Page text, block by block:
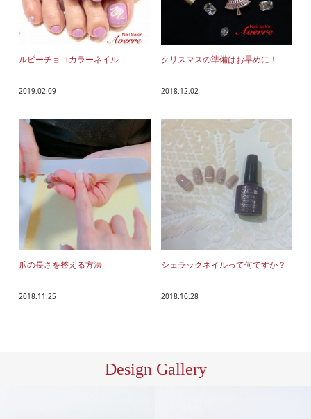
ルビーチョコカラーネイル
2019.02.09
クリスマスの準備はお早めに！
2018.12.02
爪の長さを整える方法
2018.11.25
シェラックネイルって何ですか？
2018.10.28
Design Gallery